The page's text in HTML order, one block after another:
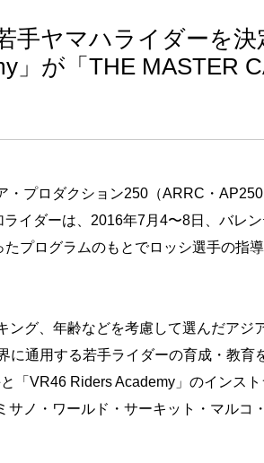
手ヤマハライダーを決
」が「THE MASTER
プロダクション250（ARRC・
イダーは、2016年7月4〜8日、バレ
プログラムのもとでロッシ選手の指
グ、年齢などを考慮して選んだアジ
通用する若手ライダーの育成・教育
「VR46 Riders Academy」のインス
ノ・ワールド・サーキット・マルコ